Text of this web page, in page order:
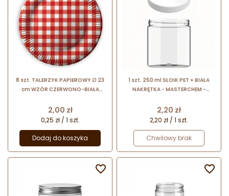
8 szt. TALERZYK PAPIEROWY ∅ 23
cm WZÓR CZERWONO-BIAŁA
Cena
2,00 zł
0,25 zł / 1 szt.
Dodaj do koszyka
1 szt. 250 ml SŁOIK PET + BIAŁA
NAKRĘTKA - MASTERCHEM -
deserów w słoiku
Cena
2,20 zł
2,20 zł / 1 szt.
Chwilowy brak
 